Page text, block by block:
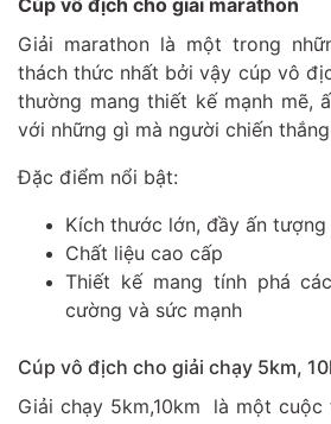
Giải marathon là một trong
thách thức nhất bởi vậy cúp vô
thường mang thiết kế mạnh mẽ,
với những gì mà người chiến
Đặc điểm nổi bật:
Kích thước lớn, đầy ấn tượng
Chất liệu cao cấp
Thiết kế mang tính phá
cường và sức mạnh
Cúp vô địch cho giải chạy 5km,
Giải chạy 5km,10km là một cuộc